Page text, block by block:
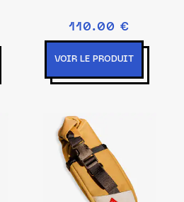
110.00 €
VOIR LE PRODUIT